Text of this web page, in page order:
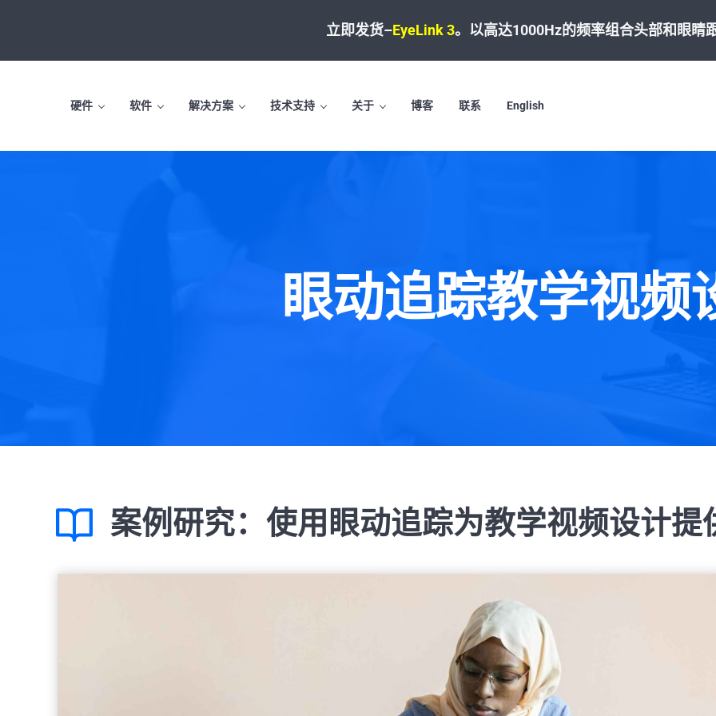
立即发货–EyeLink 3。 以高达1000Hz的频率组合头部和眼睛
硬件 软件 解决方案 技术支持 关于 博客 联系 English
眼动追踪教学视频
案例研究：使用眼动追踪为教学视频设计提